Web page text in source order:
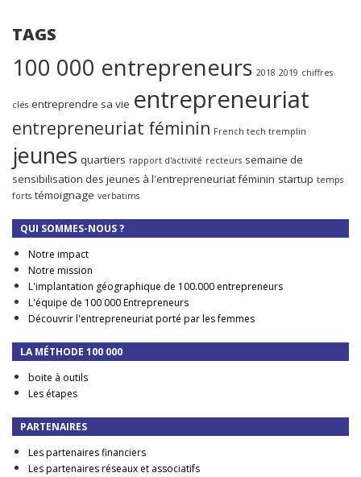
TAGS
100 000 entrepreneurs 2018 2019 chiffres
clés entreprendre sa vie entrepreneuriat
entrepreneuriat féminin French tech tremplin
jeunes quartiers rapport d'activité recteurs semaine de
sensibilisation des jeunes à l'entrepreneuriat féminin startup temps
forts témoignage verbatims
QUI SOMMES-NOUS ?
Notre impact
Notre mission
L'implantation géographique de 100.000 entrepreneurs
L'équipe de 100 000 Entrepreneurs
Découvrir l'entrepreneuriat porté par les femmes
LA MÉTHODE 100 000
boite à outils
Les étapes
PARTENAIRES
Les partenaires financiers
Les partenaires réseaux et associatifs